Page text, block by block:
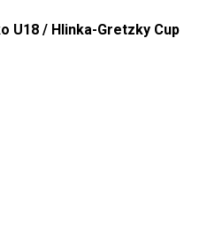
U18 / Hlinka-Gretzky Cup